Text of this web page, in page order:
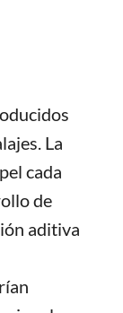
La
cada
de
aditiva